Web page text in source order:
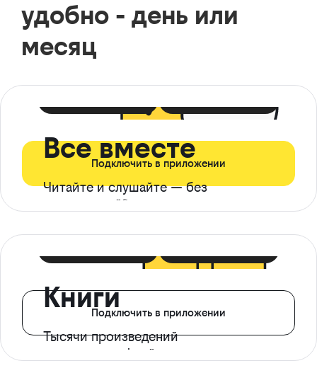
удобно - день или
месяц
Все вместе
Читайте и слушайте — без
ограничений*
Подключить в приложении
Книги
Тысячи произведений
с доступом офлайн
Подключить в приложении